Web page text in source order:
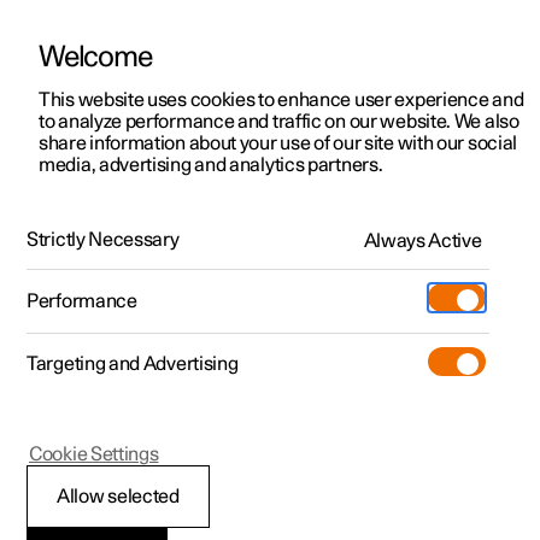
Polestar 2
Polestar 3
Polestar 4
Pre-owned
Shop
Mere
Udforsk Polestar 2
Kampagner
Nye lagerbiler
Prøvetur
Nye lagerbiler
Udforsk Polestar 4
Kampagner
Nye lagerbiler
Pre-owned-programmet
Pre-owned Polestar 2
Kampagner til privatkunder
Tilbud til erhvervskunder
Nye lagerbiler
Byg din bil
Pre-owned
Prøvetur
Extras tilbehør
(Åbner i et nyt vindue)
Experiences
Firmabil
Find os
Servicelokationer
Ejerskab
Opladning
Om Polestar
Bæredygtighed
HåndbogVideogalleriSoftwareopdateringer
Kamera- og radarenhed
Polestar 2
Begrænsninger for
Welcome
This website uses cookies to enhance user experience and
to analyze performance and traffic on our website. We also
share information about your use of our site with our social
media, advertising and analytics partners.
Strictly Necessary Always Active
Performance
Targeting and Advertising
Allow selected
Cookie Settings